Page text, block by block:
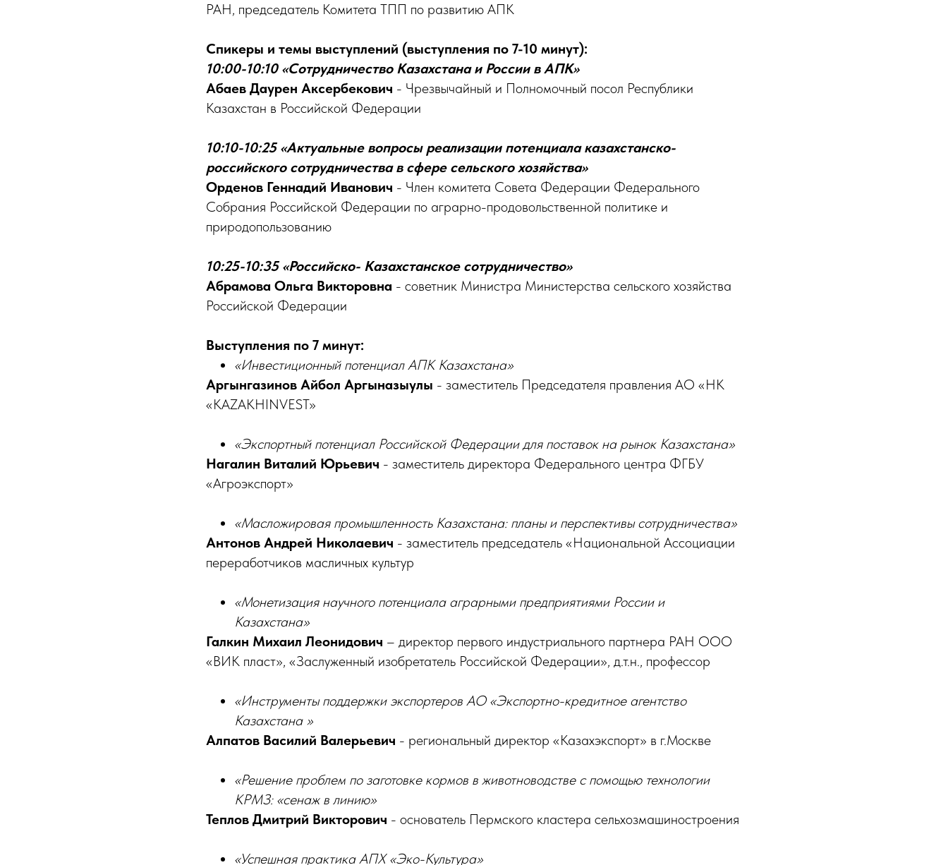
РАН, председатель Комитета ТПП по развитию АПК
Спикеры и темы выступлений (выступления по 7-10 минут):
10:00-10:10 «Сотрудничество Казахстана и России в АПК»
Абаев Даурен Аксербекович - Чрезвычайный и Полномочный посол Республики
Казахстан в Российской Федерации
10:10-10:25 «Актуальные вопросы реализации потенциала казахстанско-
российского сотрудничества в сфере сельского хозяйства»
Орденов Геннадий Иванович - Член комитета Совета Федерации Федерального
Собрания Российской Федерации по аграрно-продовольственной политике и
природопользованию
10:25-10:35 «Российско- Казахстанское сотрудничество»
Абрамова Ольга Викторовна - советник Министра Министерства сельского хозяйства
Российской Федерации
Выступления по 7 минут:
«Инвестиционный потенциал АПК Казахстана»
Аргынгазинов Айбол Аргыназыулы - заместитель Председателя правления АО «НК
«KAZAKHINVEST»
«Экспортный потенциал Российской Федерации для поставок на рынок Казахстана»
Нагалин Виталий Юрьевич - заместитель директора Федерального центра ФГБУ
«Агроэкспорт»
«Масложировая промышленность Казахстана: планы и перспективы сотрудничества»
Антонов Андрей Николаевич - заместитель председатель «Национальной Ассоциации
переработчиков масличных культур
«Монетизация научного потенциала аграрными предприятиями России и
Казахстана»
Галкин Михаил Леонидович – директор первого индустриального партнера РАН ООО
«ВИК пласт», «Заслуженный изобретатель Российской Федерации», д.т.н., профессор
«Инструменты поддержки экспортеров АО «Экспортно-кредитное агентство
Казахстана »
Алпатов Василий Валерьевич - региональный директор «Казахэкспорт» в г.Москве
«Решение проблем по заготовке кормов в животноводстве с помощью технологии
КРМЗ: «сенаж в линию»
Теплов Дмитрий Викторович - основатель Пермского кластера сельхозмашиностроения
«Успешная практика АПХ «Эко-Культура»